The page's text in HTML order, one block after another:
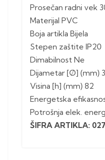
Prosečan radni vek
Materijal PVC
Boja artikla Bijela
Stepen zaštite IP20
Dimabilnost Ne
Dijametar [Ø] (mm)
Visina [h] (mm) 82
Energetska
Potrošnja elek.
ŠIFRA ARTIKLA: